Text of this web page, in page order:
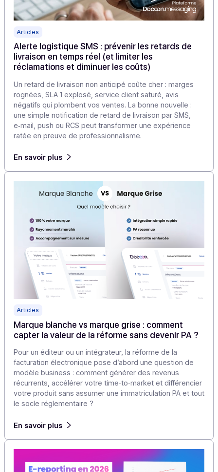
Articles
Alerte logistique SMS : prévenir les retards de
livraison en temps réel (et limiter les
réclamations et diminuer les coûts)
Un retard de livraison non anticipé coûte cher : marges
rognées, SLA 1 explosé, service client saturé, avis
négatifs qui plombent vos ventes. La bonne nouvelle :
une simple notification de retard de livraison par SMS,
e‑mail, push ou RCS peut transformer une expérience
ratée en preuve de professionnalisme.
En savoir plus
Articles